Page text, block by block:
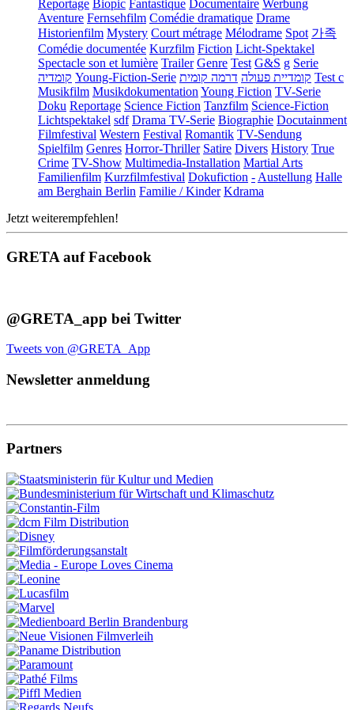
Reportage Biopic Fantastique Documentaire Werbung
Aventure Fernsehfilm Comédie dramatique Drame
Historienfilm Mystery Court métrage Mélodrame Spot 가족
Comédie documentée Kurzfilm Fiction Licht-Spektakel
Spectacle son et lumière Trailer Genre Test G&S g Serie
קומדיה Young-Fiction-Serie קומדיית פעולה דרמה קומית
Test c
Musikfilm MusikdokumentationYoung Fiction TV-Serie
Doku Reportage Science Fiction Tanzfilm Science-Fiction
Lichtspektakel sdf Drama TV-Serie Biographie Docutainment
Filmfestival Western Festival Romantik TV-Sendung
Spielfilm Genres Horror-Thriller Satire Divers History True
Crime TV-Show Multimedia-Installation Martial Arts
Familienfilm Kurzfilmfestival Dokufiction -Austellung Halle
am Berghain Berlin Familie / Kinder Kdrama
Jetzt weiterempfehlen!
GRETA auf Facebook
@GRETA_app bei Twitter
Tweets von @GRETA_App
Newsletter anmeldung
Partners